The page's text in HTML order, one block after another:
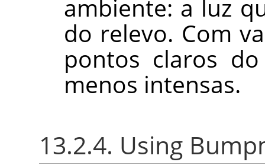
ambiente: a luz
do relevo. Com
pontos claros
menos intensas.
13.2.4. Using